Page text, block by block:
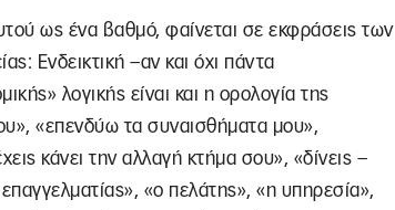
ως ένα βαθμό, φαίνεται σε εκφράσεις των
Ενδεικτική –αν και όχι πάντα
λογικής είναι και η ορολογία της
«επενδύω τα συναισθήματα μου»,
κάνει την αλλαγή κτήμα σου», «δίνεις –
επαγγελματίας», «ο πελάτης», «η υπηρεσία»,